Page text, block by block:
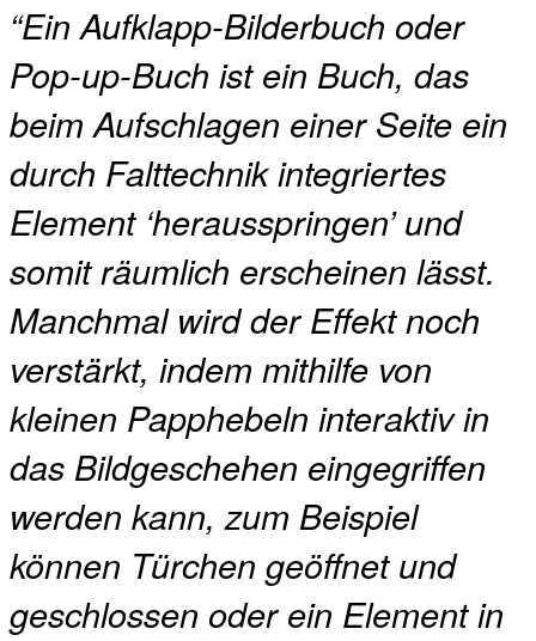
“Ein Aufklapp-Bilderbuch oder
Pop-up-Buch ist ein Buch, das
beim Aufschlagen einer Seite ein
durch Falttechnik integriertes
Element ‘herausspringen’ und
somit räumlich erscheinen lässt.
Manchmal wird der Effekt noch
verstärkt, indem mithilfe von
kleinen Papphebeln interaktiv in
das Bildgeschehen eingegriffen
werden kann, zum Beispiel
können Türchen geöffnet und
geschlossen oder ein Element in